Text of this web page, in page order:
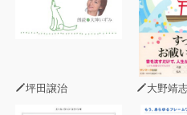
坪田譲治 大野靖